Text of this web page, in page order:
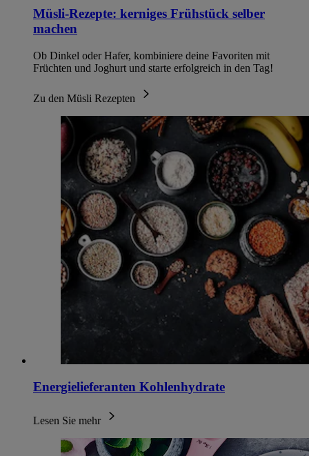
Müsli-Rezepte: kerniges Frühstück selber
machen
Ob Dinkel oder Hafer, kombiniere deine Favoriten mit
Früchten und Joghurt und starte erfolgreich in den Tag!
Zu den Müsli Rezepten
Energielieferanten Kohlenhydrate
Lesen Sie mehr